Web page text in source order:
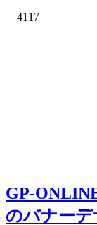
4117
GP-
のバナーデ